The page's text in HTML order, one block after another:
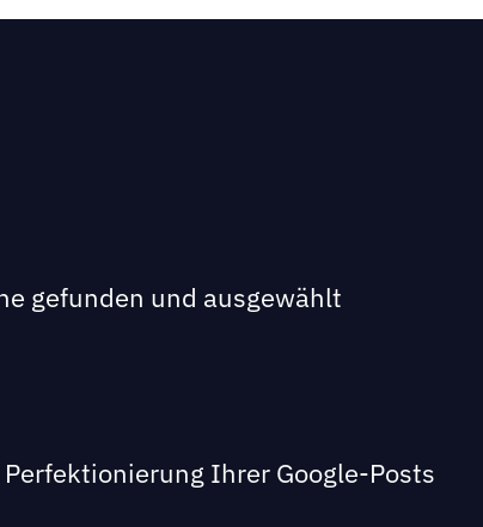
gefunden und ausgewählt
Ihrer Google-Posts